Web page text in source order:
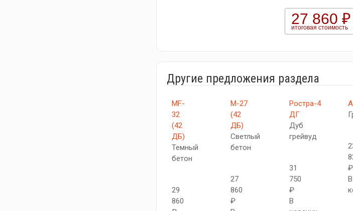
27 860 ₽
итоговая стоимость
Другие предложения раздела
MF-
32
(42
ДБ)
Темный
бетон
29
860
М-27
(42
ДБ)
Светлый
бетон
27
860
₽
Ростра-4
ДГ
Дуб
грейвуд
31
750
₽
В
₽
В